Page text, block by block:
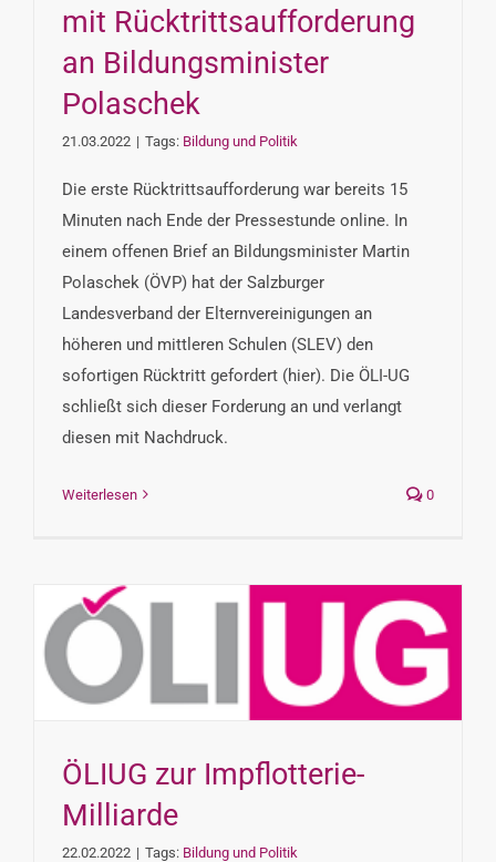
mit Rücktrittsaufforderung
an Bildungsminister
Polaschek
21.03.2022 | Tags: Bildung und Politik
Die erste Rücktrittsaufforderung war bereits 15
Minuten nach Ende der Pressestunde online. In
einem offenen Brief an Bildungsminister Martin
Polaschek (ÖVP) hat der Salzburger
Landesverband der Elternvereinigungen an
höheren und mittleren Schulen (SLEV) den
sofortigen Rücktritt gefordert (hier). Die ÖLI-UG
schließt sich dieser Forderung an und verlangt
diesen mit Nachdruck.
Weiterlesen 0
ÖLIUG zur Impflotterie-
Milliarde
22.02.2022 | Tags: Bildung und Politik